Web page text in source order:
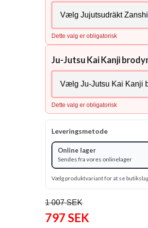
Dette valg er obligatorisk
Ju-Jutsu Kai Kanji
Dette valg er obligatorisk
Leveringsmetode
Online lager
Sendes fra vores onlinelager
Vælg produktvariant for at se
1 007 SEK
797 SEK